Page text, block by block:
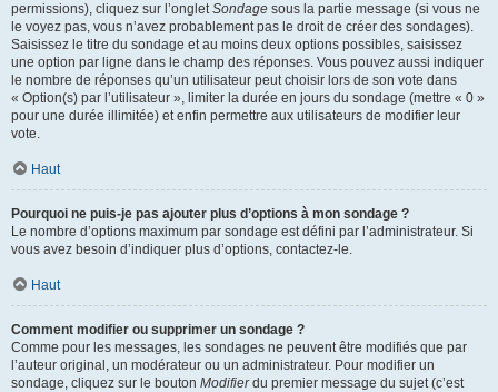
permissions), cliquez sur l’ongletSondage sous la partie message (si vous ne
le voyez pas, vous n’avez probablement pas le droit de créer des sondages).
Saisissez le titre du sondage et au moins deux options possibles, saisissez
une option par ligne dans le champ des réponses. Vous pouvez aussi indiquer
le nombre de réponses qu’un utilisateur peut choisir lors de son vote dans
« Option(s) par l’utilisateur », limiter la durée en jours du sondage (mettre « 0 »
pour une durée illimitée) et enfin permettre aux utilisateurs de modifier leur
vote.
Haut
Pourquoi ne puis-je pas ajouter plus d’options à mon sondage ?
Le nombre d’options maximum par sondage est défini par l’administrateur. Si
vous avez besoin d’indiquer plus d’options, contactez-le.
Haut
Comment modifier ou supprimer un sondage ?
Comme pour les messages, les sondages ne peuvent être modifiés que par
l’auteur original, un modérateur ou un administrateur. Pour modifier un
sondage, cliquez sur le bouton Modifierdu premier message du sujet (c’est